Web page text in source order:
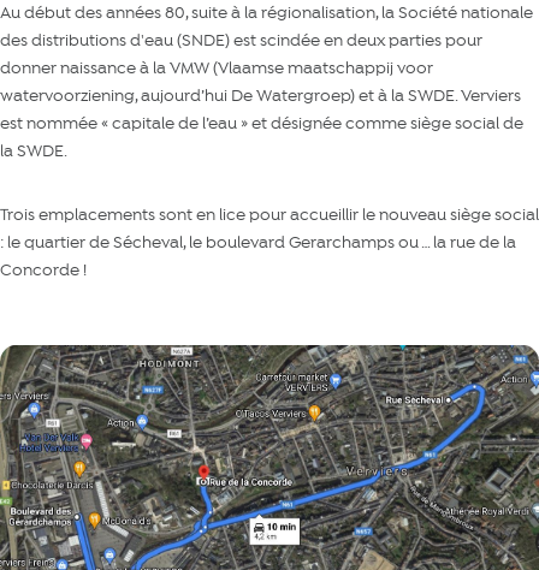
Au début des années 80, suite à la régionalisation, la Société nationale
des distributions d'eau (SNDE) est scindée en deux parties pour
donner naissance à la VMW (Vlaamse maatschappij voor
watervoorziening, aujourd’hui De Watergroep) et à la SWDE. Verviers
est nommée « capitale de l’eau » et désignée comme siège social de
la SWDE.
Trois emplacements sont en lice pour accueillir le nouveau siège social
: le quartier de Sécheval, le boulevard Gerarchamps ou … la rue de la
Concorde !